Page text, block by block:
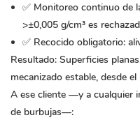
✅ Monitoreo continuo de
>±0,005 g/cm³ es
✅ Recocido obligatorio:
Resultado: Superficies
mecanizado estable, desde
A ese cliente —y a cualquier
de burbujas—: